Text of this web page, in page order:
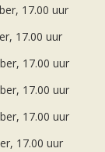
17.00 uur
17.00 uur
17.00 uur
17.00 uur
17.00 uur
17.00 uur